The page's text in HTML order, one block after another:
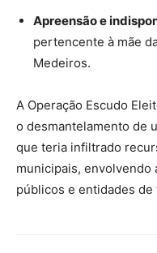
Apreensão e
pertencente à mãe
Medeiros.
A Operação Escudo
o desmantelamento de
que teria infiltrado
municipais,
públicos e entidades de